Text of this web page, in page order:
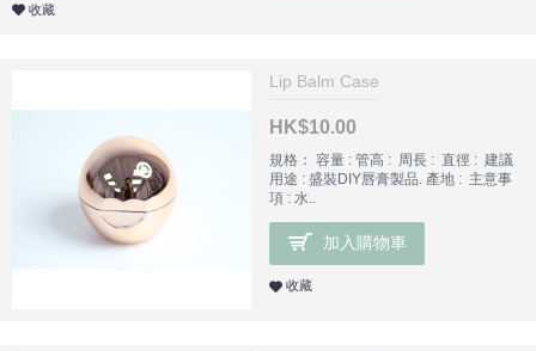
收藏
Lip Balm Case
HK$10.00
規格： 容量 : 管高 : 周長 : 直徑 : 建議
用途 : 盛裝DIY唇膏製品. 產地 : 主意事
項 : 水..
加入購物車
收藏